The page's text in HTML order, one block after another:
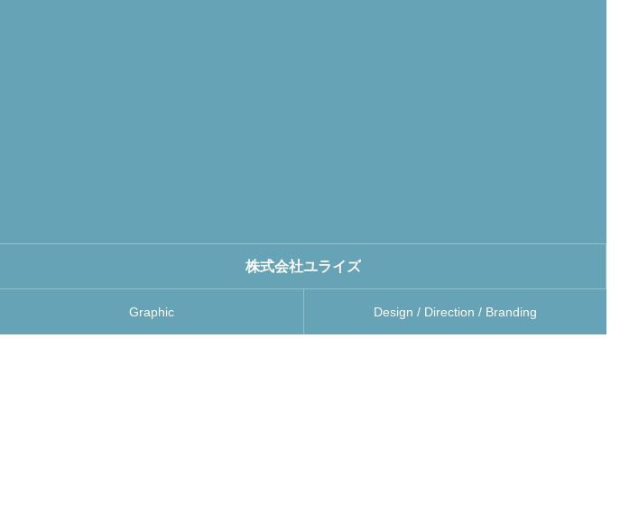
株式会社ユライズ
Graphic Design / Direction / Branding